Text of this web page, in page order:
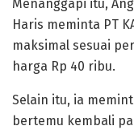
Menanggapi itu,
Haris meminta PT
maksimal sesuai
harga Rp 40 ribu.
Selain itu, ia
bertemu kembali